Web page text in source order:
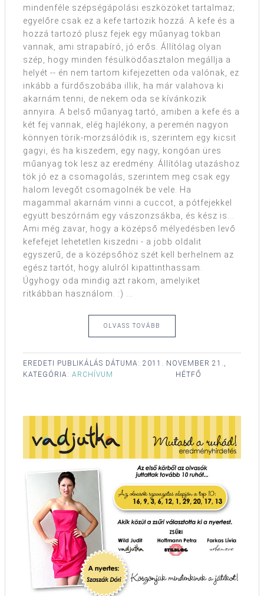
mindenféle szépségápolási eszközöket tartalmaz;
egyelőre csak ez a kefe tartozik hozzá. A kefe és a
hozzá tartozó plusz fejek egy műanyag tokban
vannak, ami strapabíró, jó erős. Állítólag olyan
szép, hogy minden fésülködőasztalon megállja a
helyét -- én nem tartom kifejezetten oda valónak, ez
inkább a fürdőszobába illik, ha már valahova ki
akarnám tenni, de nekem oda se kívánkozik
annyira. A belső műanyag tartó, amiben a kefe és a
két fej vannak, elég hajlékony, a peremén nagyon
könnyen törik-morzsálódik is, szerintem egy kicsit
gagyi, és ha kiszedem, egy nagy, kongóan üres
műanyag tok lesz az eredmény. Állítólag utazáshoz
tök jó ez a csomagolás, szerintem meg csak egy
halom levegőt csomagolnék be vele. Ha
magammal akarnám vinni a cuccot, a pótfejekkel
együtt beszórnám egy vászonzsákba, és kész is...
Ami még zavar, hogy a középső mélyedésben levő
kefefejet lehetetlen kiszedni - a jobb oldalit
egyszerű, de a középsőhöz szét kell berhelnem az
egész tartót, hogy alulról kipattinthassam.
Úgyhogy oda mindig azt rakom, amelyiket
ritkábban használom. :) ...
OLVASS TOVÁBB
EREDETI PUBLIKÁLÁS DÁTUMA: 2011. NOVEMBER 21.,
HÉTFŐ
KATEGÓRIA: ARCHÍVUM